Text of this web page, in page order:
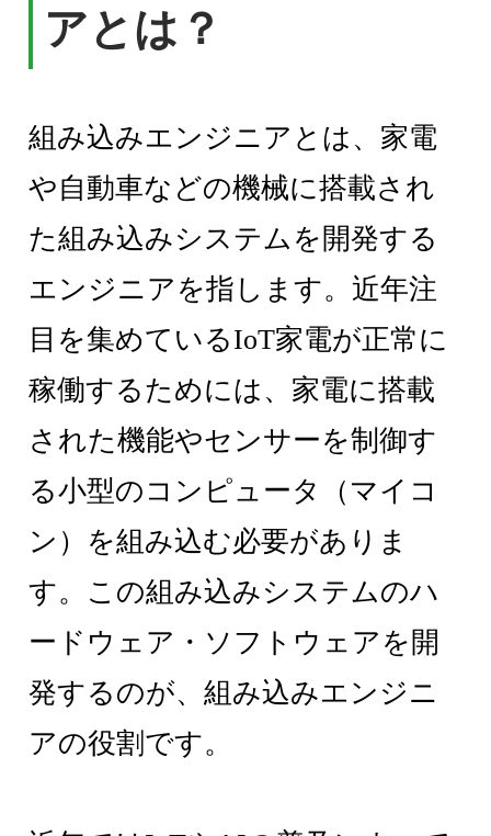
アとは？
組み込みエンジニアとは、家電
や自動車などの機械に搭載され
た組み込みシステムを開発する
エンジニアを指します。近年注
目を集めているIoT家電が正常に
稼働するためには、家電に搭載
された機能やセンサーを制御す
る小型のコンピュータ（マイコ
ン）を組み込む必要がありま
す。この組み込みシステムのハ
ードウェア・ソフトウェアを開
発するのが、組み込みエンジニ
アの役割です。